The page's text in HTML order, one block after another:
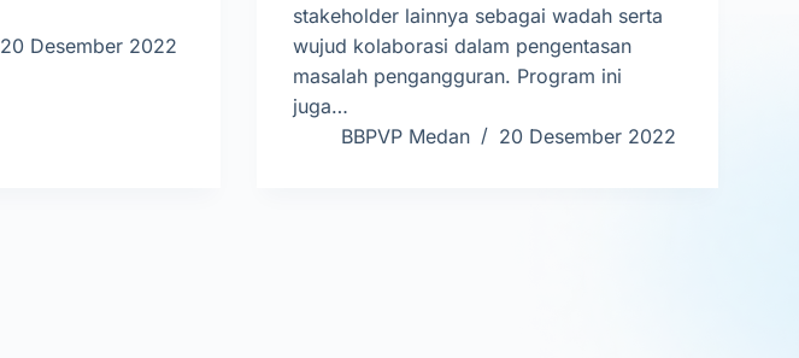
20 Desember 2022
stakeholder lainnya sebagai wadah serta
wujud kolaborasi dalam pengentasan
masalah pengangguran. Program ini
juga…
BBPVP Medan
20 Desember 2022